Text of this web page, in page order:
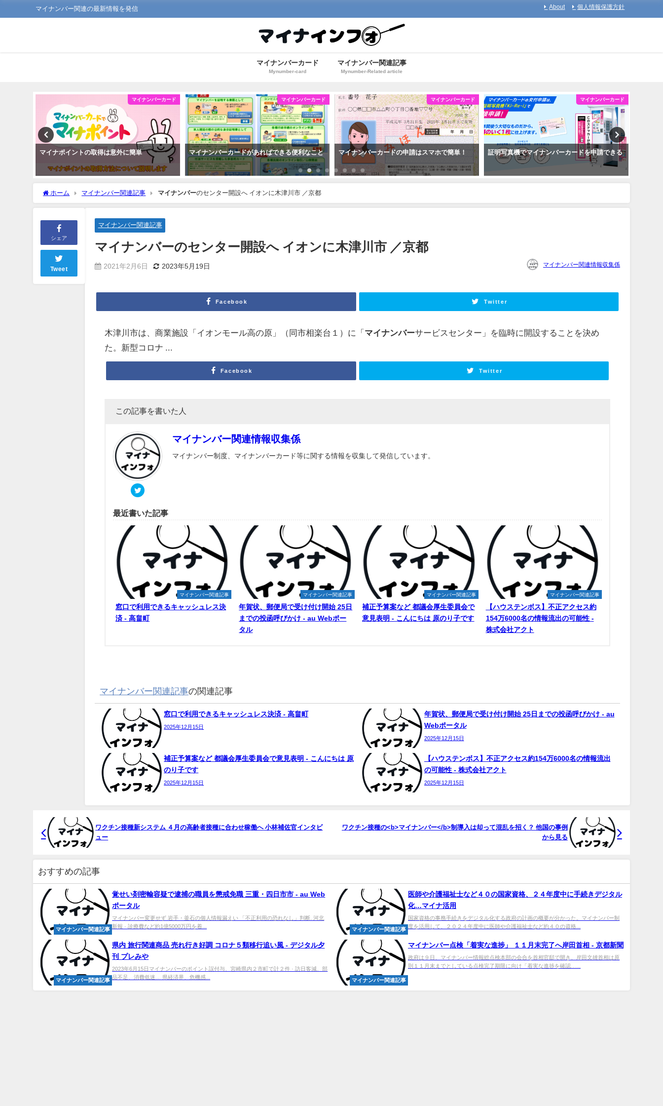
マイナンバー関連の最新情報を発信 About 個人情報保護方針
マイナンバーカード
Mynumber-card
マイナンバー関連記事
Mynumber-Related article
マイナンバーカード
マイナポイントの取得は意外に簡単
マイナンバーカード
マイナンバーカードがあればできる便利なこと
マイナンバーカード
マイナンバーカードの申請はスマホで簡単！
マイナンバーカード
証明写真機でマイナンバーカードを申請できる
ホーム マイナンバー関連記事 マイナンバーのセンター開設へ イオンに木津川市 ／京都
シェア
Tweet
マイナンバー関連記事
マイナンバーのセンター開設へ イオンに木津川市 ／京都
2021年2月6日 2023年5月19日 マイナンバー関連情報収集係
Facebook Twitter
木津川市は、商業施設「イオンモール高の原」（同市相楽台１）に「 マイナンバーサービスセンター」を臨時に開設することを決め
た。新型コロナ ...
Facebook Twitter
この記事を書いた人
マイナンバー関連情報収集係
マイナンバー制度、マイナンバーカード等に関する情報を収集して発信しています。
最近書いた記事
マイナンバー関連記事
窓口で利用できるキャッシュレス決
済 - 高畠町
マイナンバー関連記事
年賀状、郵便局で受け付け開始 25日
までの投函呼びかけ - au Webポー
タル
マイナンバー関連記事
補正予算案など 都議会厚生委員会で
意見表明 - こんにちは 原のり子です
マイナンバー関連記事
【ハウステンボス】不正アクセス約
154万6000名の情報流出の可能性 -
株式会社アクト
マイナンバー関連記事の関連記事
窓口で利用できるキャッシュレス決済 - 高畠町
2025年12月15日
年賀状、郵便局で受け付け開始 25日までの投函呼びかけ - au
Webポータル
2025年12月15日
補正予算案など 都議会厚生委員会で意見表明 - こんにちは 原
のり子です
2025年12月15日
【ハウステンボス】不正アクセス約154万6000名の情報流出
の可能性 - 株式会社アクト
2025年12月15日
ワクチン接種新システム ４月の高齢者接種に合わせ稼働へ 小林補佐官インタビ
ュー
ワクチン接種の<b>マイナンバー</b>制導入は却って混乱を招く？ 他国の事例
から見る
おすすめの記事
マイナンバー関連記事
覚せい剤密輸容疑で逮捕の職員を懲戒免職 三重・四日市市 - au Web
ポータル
マイナンバー変更せず 岩手・釜石の個人情報漏えい 「不正利用の恐れなし」判断. 河北
新報 · 診療費など約1億5000万円を着...
マイナンバー関連記事
医師や介護福祉士など４０の国家資格、２４年度中に手続きデジタル
化…マイナ活用
国家資格の事務手続きをデジタル化する政府の計画の概要が分かった。マイナンバー制
度を活用して、２０２４年度中に医師や介護福祉士など約４０の資格...
マイナンバー関連記事
県内 旅行関連商品 売れ行き好調 コロナ５類移行追い風 - デジタル夕
刊 プレみや
2023年6月15日マイナンバーのポイント誤付与、宮崎県内２市町で計２件 · 訪日客減、部
品不足、消費低迷… 県経済界、危機感...
マイナンバー関連記事
マイナンバー点検「着実な進捗」 １１月末完了へ岸田首相 - 京都新聞
政府は９日、マイナンバー情報総点検本部の会合を首相官邸で開き、岸田文雄首相は原
則１１月末までとしている点検完了期限に向け「着実な進捗を確認…...